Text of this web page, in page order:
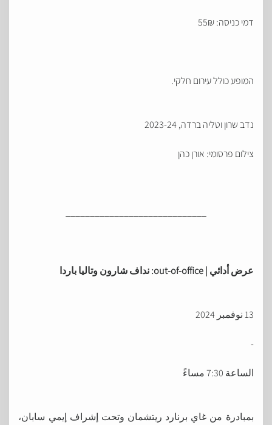
דמי כניסה: 55₪
המופע כולל עירום חלקי.
נדב שרון וטליה ברדה, 2023-24
צילום פרסומי: אורן כהן
عرض أدائي | out-of-office: نداف شارون وتاليا باردا
13 نوفمبر 2024
-
الساعة 7:30 مساءً
بمبادرة من غاي برنارد ريتشمان وتحت إشراف إيمي سابان،